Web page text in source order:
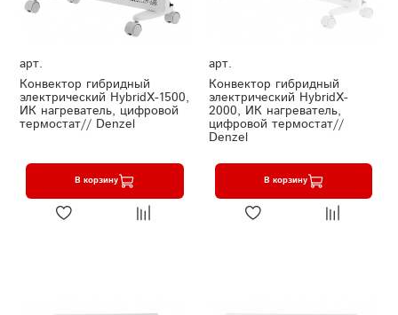
арт.
Конвектор гибридный
электрический HybridX-1500,
ИК нагреватель, цифровой
термостат// Denzel
В корзину
арт.
Конвектор гибридный
электрический HybridX-
2000, ИК нагреватель,
цифровой термостат//
Denzel
В корзину